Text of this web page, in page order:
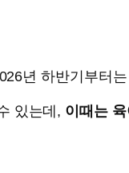
년 하반기부터는
있는데, 이때는